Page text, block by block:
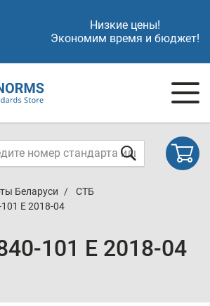
Низкие цены!
Экономим время и бюджет!
Беларуси
СТБ
E 2018-04
101 E 2018-04